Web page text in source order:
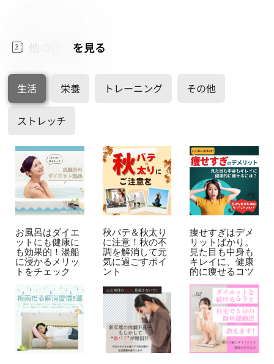
を見る
生活 栄養 トレーニング その他
ストレッチ
お風呂はダイエ
ットにも健康に
も効果的！湯船
に浸かるメリッ
トをチェック
秋バテ＆秋太り
に注意！秋の不
調を解消して元
気に過ごすポイ
ント
痩せすぎはデメ
リットばかり。
見た目も中身も
キレイに、健康
的に痩せるコツ